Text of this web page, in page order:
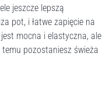
jeszcze lepszą
pot, i łatwe zapięcie na
mocna i elastyczna, ale
pozostaniesz świeża